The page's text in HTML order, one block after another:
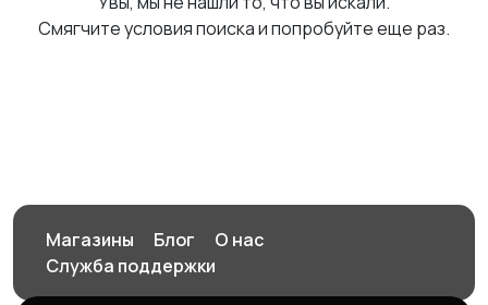
Смягчите условия поиска и попробуйте еще раз.
Магазины Блог
О нас
Служба поддержки